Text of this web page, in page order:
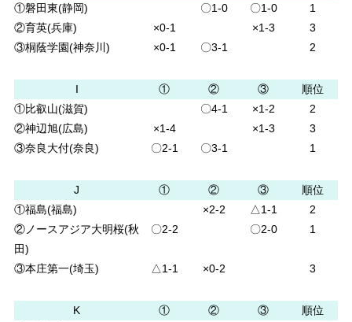
①磐田東(静岡)
〇1-0 〇1-0
1
②育英(兵庫)
×0-1 ×1-3
3
③桐蔭学園(神奈川)
×0-1 〇3-1 2
I ① ② ③
順位
①比叡山(滋賀)
〇4-1 ×1-2
2
②神辺旭(広島)
×1-4 ×1-3
3
③奈良大付(奈良)
〇2-1 〇3-1 1
J ① ② ③
順位
①福島(福島)
×2-2 △1-1
2
②ノースアジア大明桜(秋
田)
〇2-2 〇2-0 1
③本庄第一(埼玉) △1-1 ×0-2 3
K ① ② ③
順位